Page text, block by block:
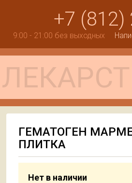
+7 (812)
9:00 - 21:00 без выходных
ГЕМАТОГЕН
ПЛИТКА
Нет в наличии